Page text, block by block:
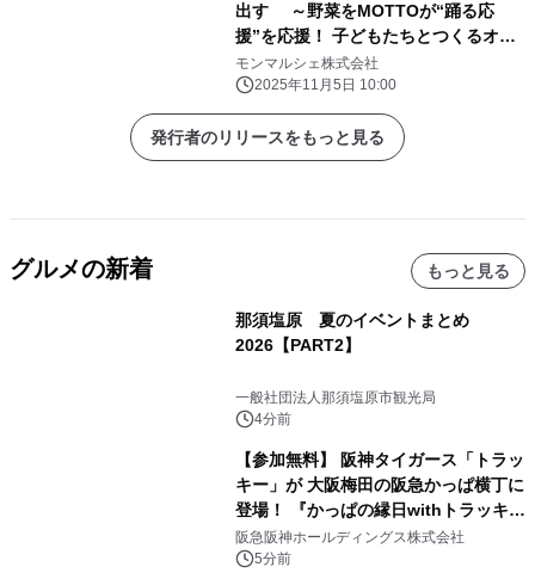
出す ～野菜をMOTTOが“踊る応
援”を応援！ 子どもたちとつくるオリ
ジナル楽曲プロジェクト始動～
モンマルシェ株式会社
2025年11月5日 10:00
発行者のリリースをもっと見る
グルメの新着 もっと見る
那須塩原 夏のイベントまとめ
2026【PART2】
一般社団法人那須塩原市観光局
4分前
【参加無料】 阪神タイガース「トラッ
キー」が 大阪梅田の阪急かっぱ横丁に
登場！ 『かっぱの縁日withトラッキ
ー』
阪急阪神ホールディングス株式会社
5分前